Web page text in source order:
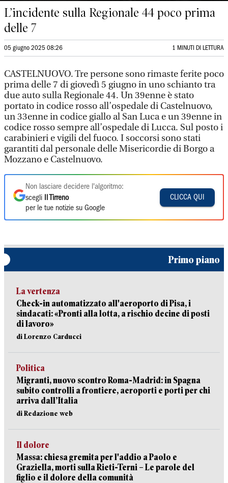
L’incidente sulla Regionale 44 poco prima
delle 7
05 giugno 2025 08:26 1 MINUTI DI LETTURA
CASTELNUOVO. Tre persone sono rimaste ferite poco
prima delle 7 di giovedì 5 giugno in uno schianto tra
due auto sulla Regionale 44. Un 39enne è stato
portato in codice rosso all’ospedale di Castelnuovo,
un 33enne in codice giallo al San Luca e un 39enne in
codice rosso sempre all’ospedale di Lucca. Sul posto i
carabinieri e vigili del fuoco. I soccorsi sono stati
garantiti dal personale delle Misericordie di Borgo a
Mozzano e Castelnuovo.
Non lasciare decidere l'algoritmo:
scegli
Il Tirreno
per le tue notizie su Google
CLICCA QUI
Primo piano
La vertenza
Check-in automatizzato all'aeroporto di Pisa, i
sindacati: «Pronti alla lotta, a rischio decine di posti
di lavoro»
di Lorenzo Carducci
Politica
Migranti, nuovo scontro Roma-Madrid: in Spagna
subito controlli a frontiere, aeroporti e porti per chi
arriva dall’Italia
di Redazione web
Il dolore
Massa: chiesa gremita per l'addio a Paolo e
Graziella, morti sulla Rieti-Terni – Le parole del
figlio e il dolore della comunità